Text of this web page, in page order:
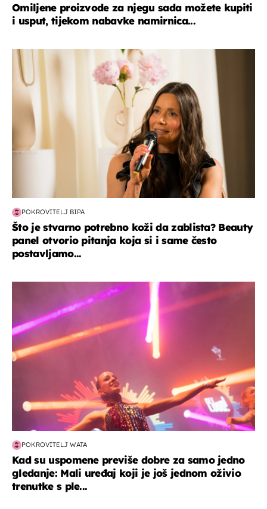
Omiljene proizvode za njegu sada možete kupiti
i usput, tijekom nabavke namirnica...
moda & ljepota
POKROVITELJ BIPA
Što je stvarno potrebno koži da zablista? Beauty
panel otvorio pitanja koja si i same često
postavljamo...
POKROVITELJ WATA
Kad su uspomene previše dobre za samo jedno
gledanje: Mali uređaj koji je još jednom oživio
trenutke s ple...